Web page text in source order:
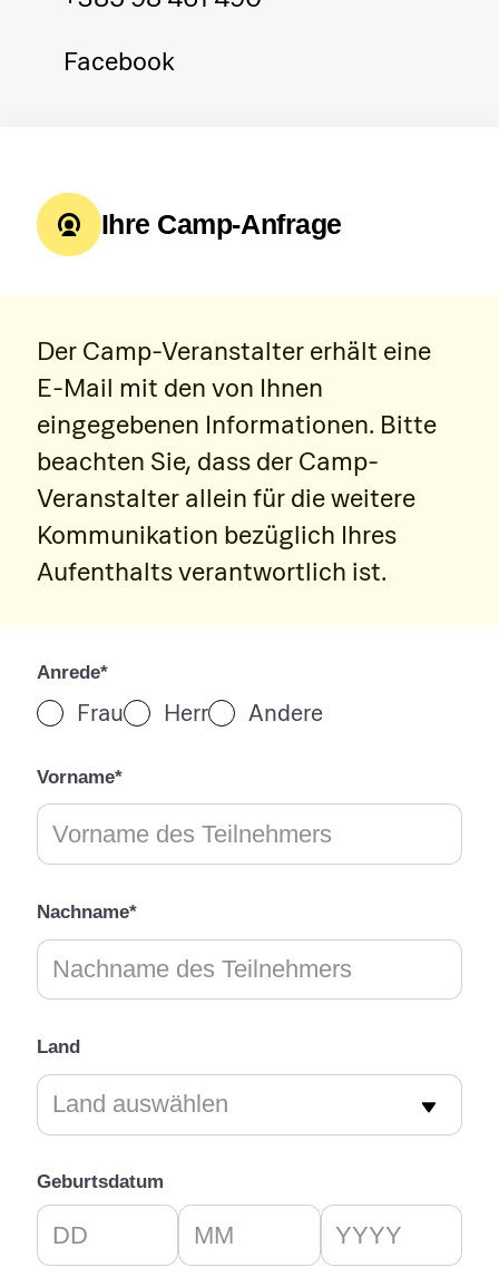
Facebook
Ihre Camp-Anfrage
Der Camp-Veranstalter erhält eine
E-Mail mit den von Ihnen
eingegebenen Informationen. Bitte
beachten Sie, dass der Camp-
Veranstalter allein für die weitere
Kommunikation bezüglich Ihres
Aufenthalts verantwortlich ist.
Anrede*
Frau Herr Andere
Vorname*
Nachname*
Land
Geburtsdatum